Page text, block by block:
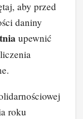
aby przed
daniny
upewnić
roku